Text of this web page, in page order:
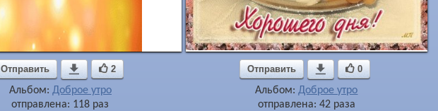
Отправить  2
Альбом: Доброе утро
отправлена: 118 раз
Отправить  0
Альбом:Доброе утро
отправлена: 42 раза